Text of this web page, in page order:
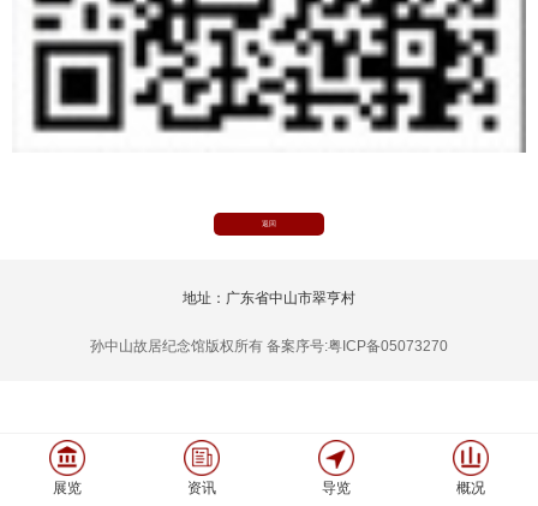
返回
地址：广东省中山市翠亨村
孙中山故居纪念馆版权所有 备案序号:粤ICP备05073270
展览 资讯 导览 概况